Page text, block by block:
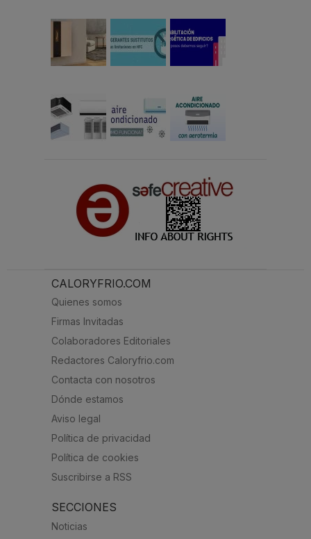
CALORYFRIO.COM
Quienes somos
Firmas Invitadas
Colaboradores Editoriales
Redactores Caloryfrio.com
Contacta con nosotros
Dónde estamos
Aviso legal
Política de privacidad
Política de cookies
Suscribirse a RSS
SECCIONES
Noticias